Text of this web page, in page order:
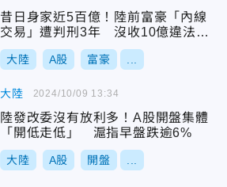
昔日身家近5百億！陸前富豪「內線
交易」遭判刑3年 沒收10億違法所
得
大陸 A股 富豪
大陸
陸發改委沒有放利多！A股開盤集體
「開低走低」 滬指早盤跌逾6%
大陸 A股 開盤
2024/10/09 13:34